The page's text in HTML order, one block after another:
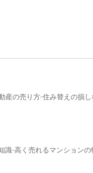
産の売り方 住み替えの損
識 高く売れるマンション